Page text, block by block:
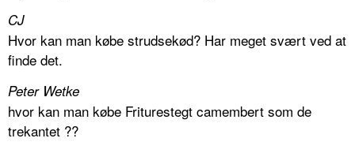
CJ
Hvor kan man købe strudsekød? Har meget svært ved at
finde det.
Peter Wetke
hvor kan man købe Friturestegt camembert som de
trekantet ??